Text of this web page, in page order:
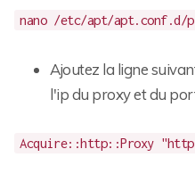
nano /etc/apt/apt.conf.d/
Ajoutez la ligne
l'ip du proxy et du
Acquire::http::Proxy